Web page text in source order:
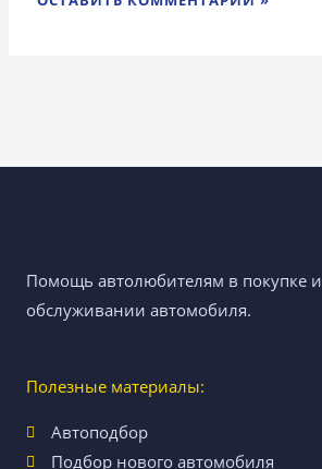
Помощь автолюбителям в покупке и
обслуживании автомобиля.
Полезные материалы:
Автоподбор
Подбор нового автомобиля